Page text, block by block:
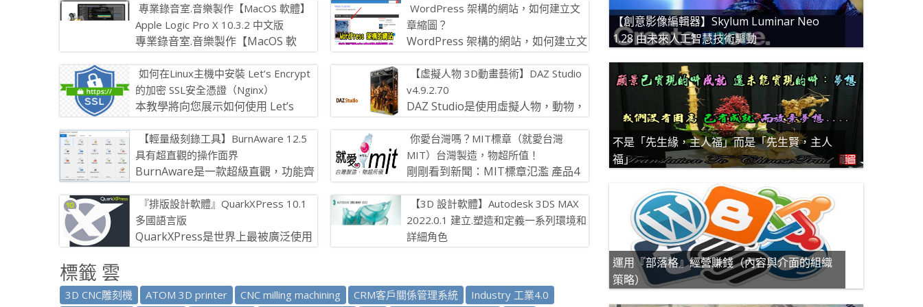
專業錄音室.音樂製作【MacOS 軟體】
Apple Logic Pro X 10.3.2 中文版
專業錄音室.音樂製作【MacOS 軟
Logic […]
WordPress 架構的網站，如何建立文
章縮圖？
WordPress 架構的網站，如何建立文
如何在Linux主機中安裝 Let’s Encrypt
的加密 SSL安全憑證（Nginx）
本教學將向您展示如何使用 Let’s
發的TLS證書在Linux主機上 […]
【虛擬人物 3D動畫藝術】DAZ Studio
v4.9.2.70
DAZ Studio是使用虛擬人物，動物，
數字藝術和動畫的完美工具。 只需選取 […]
【輕量級刻錄工具】BurnAware 12.5
具有超直觀的操作面界
BurnAware是一款超級直觀，功能齊
友好和清晰的介面。 它支援所有標準光存 […]
你愛台灣嗎？MIT標章（就愛台灣
MIT）台灣製造，物超所值！
剛剛看到新聞：MIT標章氾濫 產品4
開始推動「ＭＩＴ微笑標章」，起初是為 […]
『排版設計軟體』QuarkXPress 10.1
多國語言版
QuarkXPress是世界上最被廣泛使用
品QuarkXPress是世界上出版 […]
【3D 設計軟體】Autodesk 3DS MAX
2022.0.1 建立.塑造和定義一系列環境和
詳細角色
Autodesk 3DS Max軟體提供了高效
提高藝術家和設計師 […]
標籤 雲
3D CNC雕刻機 ATOM 3D printer CNC milling machining CRM客戶關係管理系統
Industry 工業4.0
【創意影像編輯器】Skylum Luminar Neo
1.28 由未來人工智慧技術驅動
不是「先生緣，主人福」而是「先生賢，主人
福」
運用『部落格』經營賺錢（內容與介面的組織
策略）